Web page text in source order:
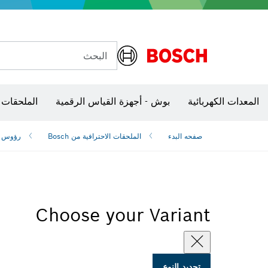
البحث
المعدات الكهربائية بوش - أجهزة القياس الرقمية
صفحه البدء الملحقات الاحترافية من Bosch رؤوس
Choose your Variant